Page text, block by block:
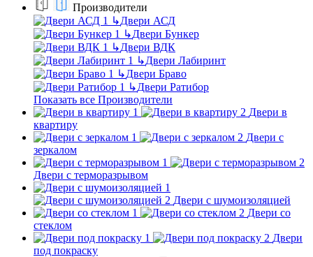
Производители
↳Двери АСД
↳Двери Бункер
↳Двери ВДК
↳Двери Лабиринт
↳Двери Браво
↳Двери Ратибор
Показать все Производители
Двери в
квартиру
Двери с
зеркалом
Двери с терморазрывом
Двери с шумоизоляцией
Двери со
стеклом
Двери
под покраску